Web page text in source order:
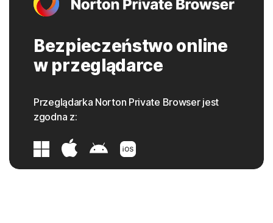
Bezpieczeństwo online
w przeglądarce
Przeglądarka Norton Private Browser jest
zgodna z: